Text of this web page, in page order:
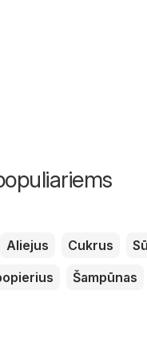
Aliejus Cukrus
Šampūnas